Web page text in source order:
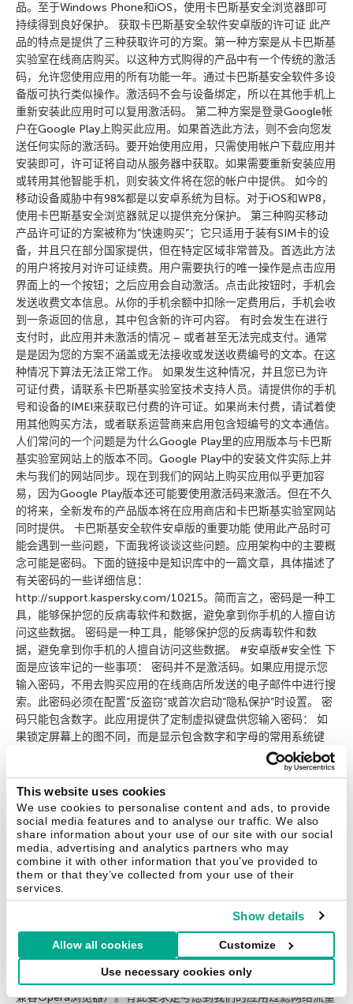
This website uses cookies
We use cookies to personalise content and ads, to provide
social media features and to analyse our traffic. We also
share information about your use of our site with our social
media, advertising and analytics partners who may
combine it with other information that you’ve provided to
them or that they’ve collected from your use of their
services.
Show details
Allow all cookies Customize
Use necessary cookies only
品。至于Windows Phone和iOS，使用卡巴斯基安全浏览器即可
持续得到良好保护。 获取卡巴斯基安全软件安卓版的许可证 此产
品的特点是提供了三种获取许可的方案。第一种方案是从卡巴斯基
实验室在线商店购买。以这种方式购得的产品中有一个传统的激活
码，允许您使用应用的所有功能一年。通过卡巴斯基安全软件多设
备版可执行类似操作。激活码不会与设备绑定，所以在其他手机上
重新安装此应用时可以复用激活码。 第二种方案是登录Google帐
户在Google Play上购买此应用。如果首选此方法，则不会向您发
送任何实际的激活码。要开始使用应用，只需使用帐户下载应用并
安装即可，许可证将自动从服务器中获取。如果需要重新安装应用
或转用其他智能手机，则安装文件将在您的帐户中提供。 如今的
移动设备威胁中有98%都是以安卓系统为目标。对于iOS和WP8，
使用卡巴斯基安全浏览器就足以提供充分保护。 第三种购买移动
产品许可证的方案被称为”快速购买”；它只适用于装有SIM卡的设
备，并且只在部分国家提供，但在特定区域非常普及。首选此方法
的用户将按月对许可证续费。用户需要执行的唯一操作是点击应用
界面上的一个按钮；之后应用会自动激活。点击此按钮时，手机会
发送收费文本信息。从你的手机余额中扣除一定费用后，手机会收
到一条返回的信息，其中包含新的许可内容。 有时会发生在进行
支付时，此应用并未激活的情况 – 或者甚至无法完成支付。通常
是是因为您的方案不涵盖或无法接收或发送收费编号的文本。在这
种情况下算法无法正常工作。 如果发生这种情况，并且您已为许
可证付费，请联系卡巴斯基实验室技术支持人员。请提供你的手机
号和设备的IMEI来获取已付费的许可证。如果尚未付费，请试着使
用其他购买方法，或者联系运营商来启用包含短编号的文本通信。
人们常问的一个问题是为什么Google Play里的应用版本与卡巴斯
基实验室网站上的版本不同。Google Play中的安装文件实际上并
未与我们的网站同步。现在到我们的网站上购买应用似乎更加容
易，因为Google Play版本还可能要使用激活码来激活。但在不久
的将来，全新发布的产品版本将在应用商店和卡巴斯基实验室网站
同时提供。 卡巴斯基安全软件安卓版的重要功能 使用此产品时可
能会遇到一些问题，下面我将谈谈这些问题。应用架构中的主要概
念可能是密码。下面的链接中是知识库中的一篇文章，具体描述了
有关密码的一些详细信息：
http://support.kaspersky.com/10215。简而言之，密码是一种工
具，能够保护您的反病毒软件和数据，避免拿到你手机的人擅自访
问这些数据。 密码是一种工具，能够保护您的反病毒软件和数
据，避免拿到你手机的人擅自访问这些数据。 #安卓版#安全性 下
面是应该牢记的一些事项： 密码并不是激活码。如果应用提示您
输入密码，不用去购买应用的在线商店所发送的电子邮件中进行搜
索。此密码必须在配置”反盗窃”或首次启动”隐私保护”时设置。 密
码只能包含数字。此应用提供了定制虚拟键盘供您输入密码： 如
果锁定屏幕上的图不同，而是显示包含数字和字母的常用系统键
盘，则说明你的设备已被其他应用或系统本身阻止。请检查您可能
已配置的其他阻止规则。 密码只能通过”反盗窃”门户来恢复：
https://anti-theft.kaspersky.com。有关详情，请参阅特定的知识
库文章。请注意，恢复码并不是密码，虽然这两者都是只包含数
字。恢复码须借助系统键盘进行输入。 没有什么办法能阻止设备
设置硬重置。这意味着不管在手机上安装的哪种类型的软件解决方
案，设置都能回滚到出厂状态，硬重置通过按设备上的特定硬件按
钮来执行。此功能的优点是个人数据将被彻底擦除，擅自访问系统
的人员无法获取这些信息。 除了硬重置外，没有别的方法能够绕
过密码；要恢复密码也只能采用上面提供的方法。如果手机丢失或
过滤器与浏览器的兼容性。对于早于V4.2的安卓版本，卡巴斯基安
全软件安卓版唯一支持的浏览器是本机安卓浏览器。从V4.2开始，
产品支持Chrome和其他不使用自己代理服务器的浏览器（这将不
兼容Opera浏览器）。有此要求是考虑到我们的应用过滤网络流量